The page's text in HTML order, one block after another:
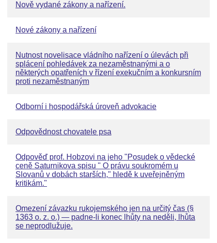
Nově vydané zákony a nařízení.
Nové zákony a nařízení
Nutnost novelisace vládního nařízení o úlevách při
splácení pohledávek za nezaměstnanými a o
některých opatřeních v řízení exekučním a konkursním
proti nezaměstnaným
Odborní i hospodářská úroveň advokacie
Odpovědnost chovatele psa
Odpověď prof. Hobzovi na jeho "Posudek o vědecké
ceně Saturnikova spisu " O právu soukromém u
Slovanů v dobách starších," hledě k uveřejněným
kritikám."
Omezení závazku rukojemského jen na určitý čas (§
1363 o. z. o.) — padne-li konec lhůty na neděli, lhůta
se neprodlužuje.